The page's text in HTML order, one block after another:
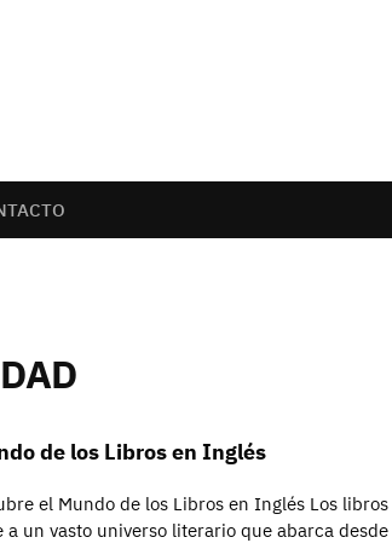
de los Libros en Inglés
el Mundo de los Libros en Inglés Los
un vasto universo literario que abarca